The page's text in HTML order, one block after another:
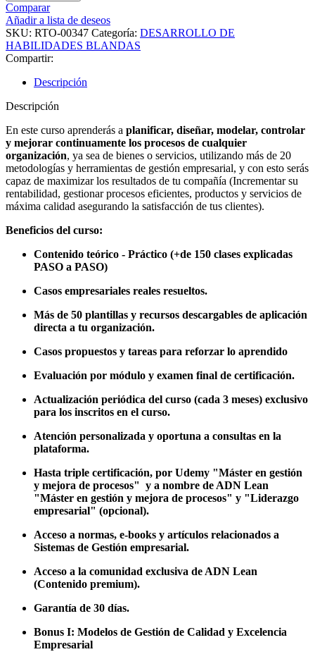
Comparar
Añadir a lista de deseos
SKU: RTO-00347 Categoría: DESARROLLO DE
HABILIDADES BLANDAS
Compartir:
Descripción
Descripción
En este curso aprenderás a planificar, diseñar, modelar, controlar
y mejorar continuamente los procesos de cualquier
organización, ya sea de bienes o servicios, utilizando más de 20
metodologías y herramientas de gestión empresarial, y con esto serás
capaz de maximizar los resultados de tu compañía (Incrementar su
rentabilidad, gestionar procesos eficientes, productos y servicios de
máxima calidad asegurando la satisfacción de tus clientes).
Beneficios del curso:
Contenido teórico - Práctico (+de 150 clases explicadas
PASO a PASO)
Casos empresariales reales resueltos.
Más de 50 plantillas y recursos descargables de aplicación
directa a tu organización.
Casos propuestos y tareas para reforzar lo aprendido
Evaluación por módulo y examen final de certificación.
Actualización periódica del curso (cada 3 meses) exclusivo
para los inscritos en el curso.
Atención personalizada y oportuna a consultas en la
plataforma.
Hasta triple certificación, por Udemy "Máster en gestión
y mejora de procesos" y a nombre de ADN Lean
"Máster en gestión y mejora de procesos" y "Liderazgo
empresarial" (opcional).
Acceso a normas, e-books y artículos relacionados a
Sistemas de Gestión empresarial.
Acceso a la comunidad exclusiva de ADN Lean
(Contenido premium).
Garantía de 30 días.
Bonus I: Modelos de Gestión de Calidad y Excelencia
Empresarial